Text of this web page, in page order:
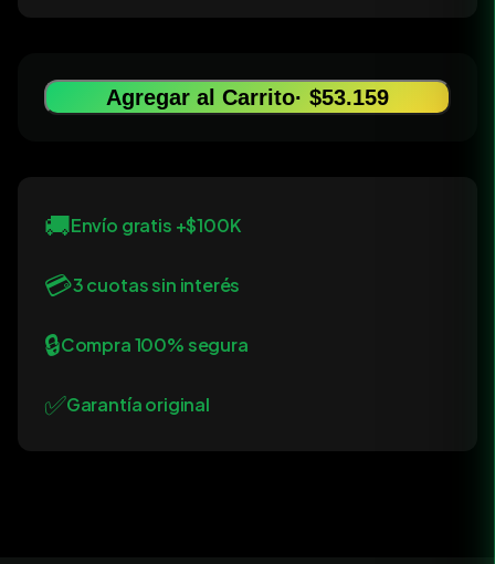
Agregar al Carrito· $53.159
🚚Envío gratis +$100K
💳3 cuotas sin interés
🔒Compra 100% segura
✅Garantía original